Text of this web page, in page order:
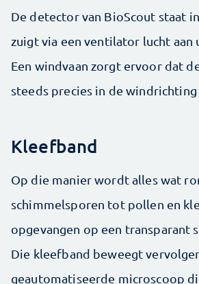
De detector van BioScout staat
zuigt via een ventilator lucht aan
Een windvaan zorgt ervoor dat
steeds precies in de windrichting
Kleefband
Op die manier wordt alles wat
schimmelsporen tot pollen en
opgevangen op een transparant
Die kleefband beweegt
geautomatiseerde microscoop